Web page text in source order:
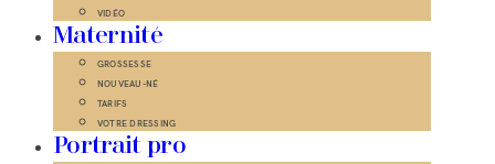
VIDÉO
Maternité
GROSSESSE
NOUVEAU-NÉ
TARIFS
VOTRE DRESSING
Portrait pro